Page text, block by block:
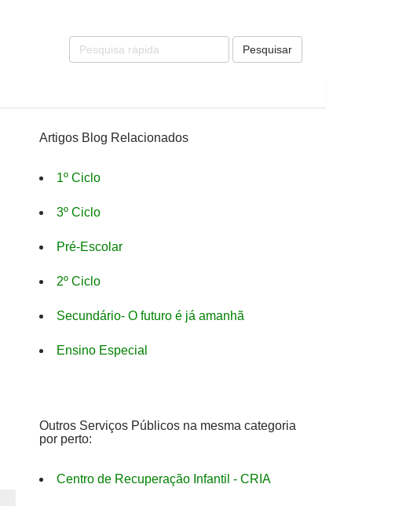
Pesquisar
Artigos Blog Relacionados
1º Ciclo
3º Ciclo
Pré-Escolar
2º Ciclo
Secundário- O futuro é já amanhã
Ensino Especial
Outros Serviços Públicos na mesma categoria
por perto:
Centro de Recuperação Infantil - CRIA